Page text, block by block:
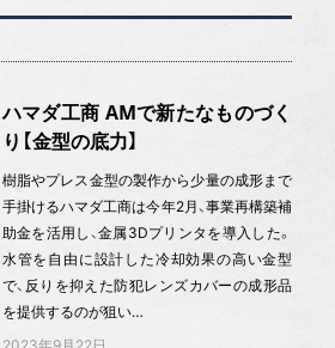
ハマダ工商 AMで新たなものづく
り【金型の底力】
樹脂やプレス金型の製作から少量の成形まで
手掛けるハマダ工商は今年2月、事業再構築補
助金を活用し、金属3Dプリンタを導入した。
水管を自由に設計した冷却効果の高い金型
で、反りを抑えた防犯レンズカバーの成形品
を提供するのが狙い…